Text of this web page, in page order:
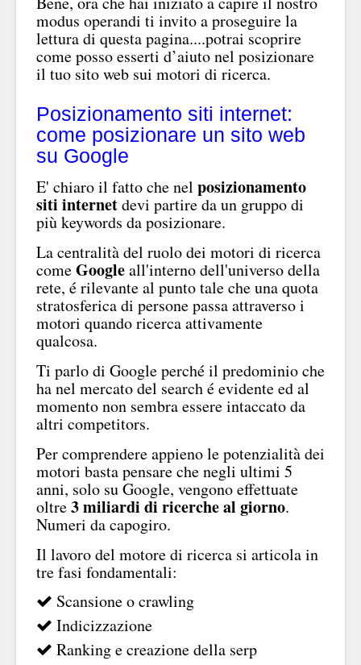
modus operandi ti invito a proseguire la
lettura di questa pagina....potrai scoprire
come posso esserti d’aiuto nel posizionare
il tuo sito web sui motori di ricerca.
Posizionamento siti internet:
come posizionare un sito web
su Google
E' chiaro il fatto che nel posizionamento
siti internetdevi partire da un gruppo di
più keywords da posizionare.
La centralità del ruolo dei motori di ricerca
comeGoogleall'interno dell'universo della
rete, é rilevante al punto tale che una quota
stratosferica di persone passa attraverso i
motori quando ricerca attivamente
qualcosa.
Ti parlo di Google perché il predominio che
ha nel mercato del search é evidente ed al
momento non sembra essere intaccato da
altri competitors.
Per comprendere appieno le potenzialità dei
motori basta pensare che negli ultimi 5
anni, solo su Google, vengono effettuate
oltre3 miliardi di ricerche al giorno.
Numeri da capogiro.
Il lavoro del motore di ricerca si articola in
tre fasi fondamentali:
Scansione o crawling
Indicizzazione
Ranking e creazione della serp